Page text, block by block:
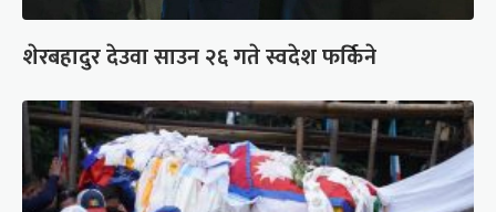
शेरबहादुर देउवा साउन २६ गते स्वदेश फर्किने